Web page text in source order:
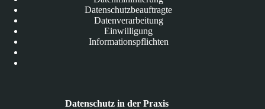
Datenschutzbeauftragte
Datenverarbeitung
Einwilligung
Informationspflichten
Datenschutz in der Praxis